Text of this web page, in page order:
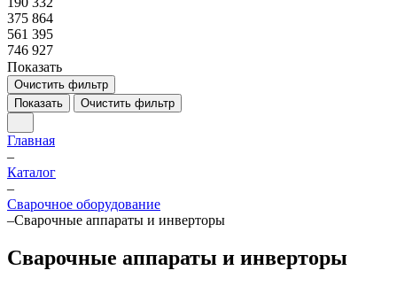
375 864
561 395
746 927
Показать
Очистить фильтр
Показать
Очистить фильтр
Главная
–
Каталог
–
Сварочное оборудование
–Сварочные аппараты и инверторы
Сварочные аппараты и инверторы